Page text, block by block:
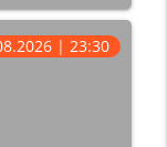
| 23:30